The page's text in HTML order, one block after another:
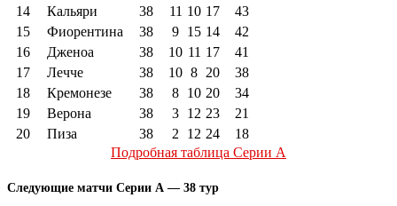
14
Кальяри 38 11 10 17
43
15
Фиорентина 38 9 15 14
42
16
Дженоа 38 10 11 17
41
17
Лечче 38 10 8 20
38
18
Кремонезе 38 8 10 20
34
19
Верона 38 3 12 23
21
20
Пиза 38 2 12 24
18
Подробная таблица Серии А
Следующие матчи Серии А — 38 тур